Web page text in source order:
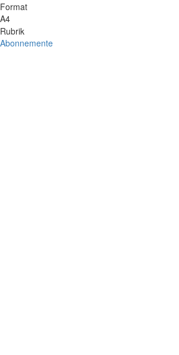
Format
A4
Rubrik
Abonnemente